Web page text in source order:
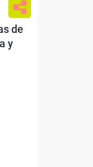
de
y